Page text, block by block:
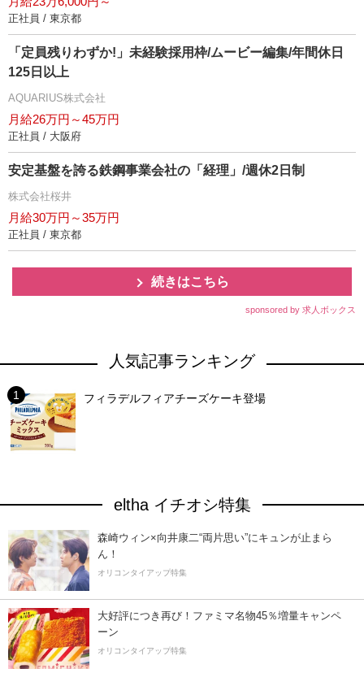
正社員 / 東京都
「定員残りわずか!」未経験採用枠/ムービー編集/年間休日
125日以上
AQUARIUS株式会社
月給26万円～45万円
正社員 / 大阪府
安定基盤を誇る鉄鋼事業会社の「経理」/週休2日制
株式会社桜井
月給30万円～35万円
正社員 / 東京都
続きはこちら
sponsored by 求人ボックス
人気記事ランキング
フィラデルフィアチーズケーキ登場
eltha イチオシ特集
森崎ウィン×向井康二“両片思い”にキュンが止まら
ん！
オリコンタイアップ特集
大好評につき再び！ファミマ名物45％増量キャンペ
ーン
オリコンタイアップ特集